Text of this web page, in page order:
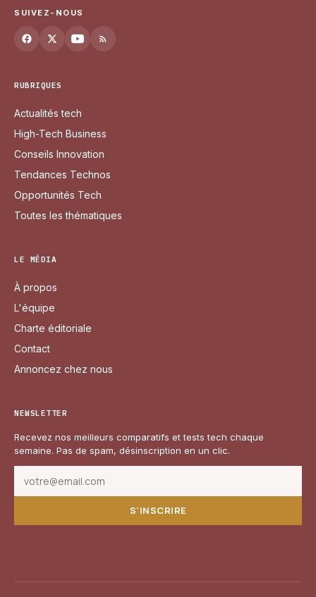
SUIVEZ-NOUS
RUBRIQUES
Actualités tech
High-Tech Business
Conseils Innovation
Tendances Technos
Opportunités Tech
Toutes les thématiques
LE MÉDIA
À propos
L'équipe
Charte éditoriale
Contact
Annoncez chez nous
NEWSLETTER
Recevez nos meilleurs comparatifs et tests tech chaque
semaine. Pas de spam, désinscription en un clic.
S'INSCRIRE